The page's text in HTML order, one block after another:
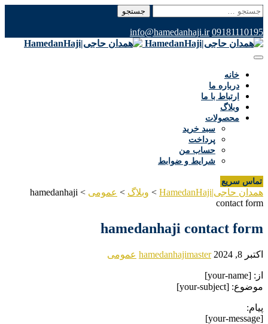
جستجو
09181110195
info@hamedanhaji.ir
خانه
درباره ما
ارتباط با ما
وبلاگ
محصولات
سبد خرید
پرداخت
حساب من
شرایط و ضوابط
تماس سریع
همدان حاجی|HamedanHaji > وبلاگ > عمومی >
hamedanhaji
contact form
hamedanhaji contact form
اکتبر 8, 2024 hamedanhajimaster عمومی
از: [your-name]
موضوع: [your-subject]
پیام:
[your-message]